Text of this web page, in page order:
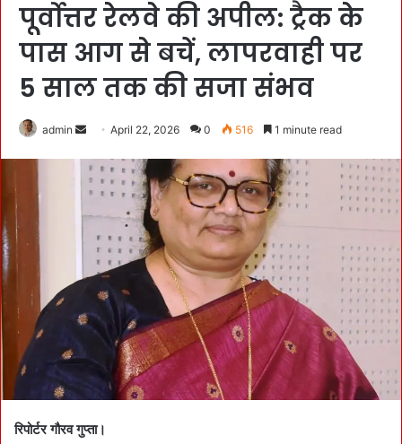
पूर्वोत्तर रेलवे की अपील: ट्रैक के
पास आग से बचें, लापरवाही पर
5 साल तक की सजा संभव
admin
n
d
a
m
i
April 22, 2026 0 516 1 minute read
रिपोर्टर गौरव गुप्ता।